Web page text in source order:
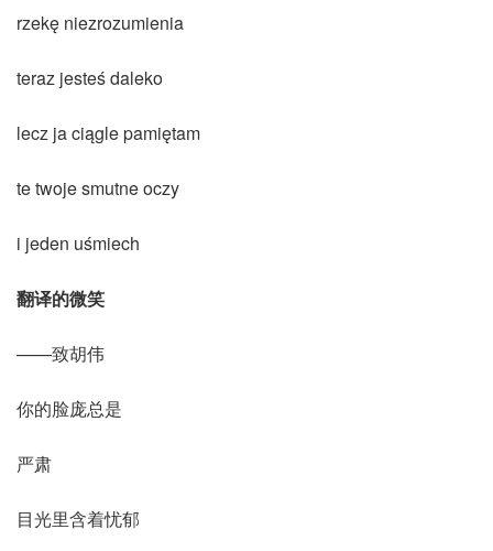
rzekę niezrozumienia
teraz jesteś daleko
lecz ja ciągle pamiętam
te twoje smutne oczy
i jeden uśmiech
翻译的微笑
——致胡伟
你的脸庞总是
严肃
目光里含着忧郁